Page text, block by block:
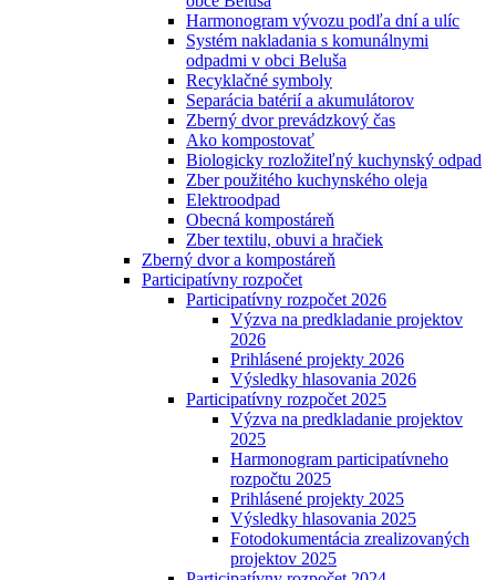
Harmonogram vývozu podľa dní a ulíc
Systém nakladania s komunálnymi
odpadmi v obci Beluša
Recyklačné symboly
Separácia batérií a akumulátorov
Zberný dvor prevádzkový čas
Ako kompostovať
Biologicky rozložiteľný kuchynský odpad
Zber použitého kuchynského oleja
Elektroodpad
Obecná kompostáreň
Zber textilu, obuvi a hračiek
Zberný dvor a kompostáreň
Participatívny rozpočet
Participatívny rozpočet 2026
Výzva na predkladanie projektov
2026
Prihlásené projekty 2026
Výsledky hlasovania 2026
Participatívny rozpočet 2025
Výzva na predkladanie projektov
2025
Harmonogram participatívneho
rozpočtu 2025
Prihlásené projekty 2025
Výsledky hlasovania 2025
Fotodokumentácia zrealizovaných
projektov 2025